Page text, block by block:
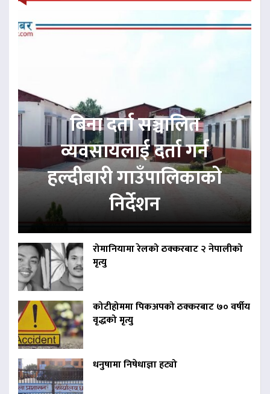
बिना दर्ता सञ्चालित
व्यवसायलाई दर्ता गर्न
हल्दीबारी गाउँपालिकाको
निर्देशन
रोमानियामा रेलको ठक्करबाट २ नेपालीको
मृत्यु
कोटीहोममा पिकअपको ठक्करबाट ७० वर्षीय
वृद्धको मृत्यु
धनुषामा निषेधाज्ञा हट्यो